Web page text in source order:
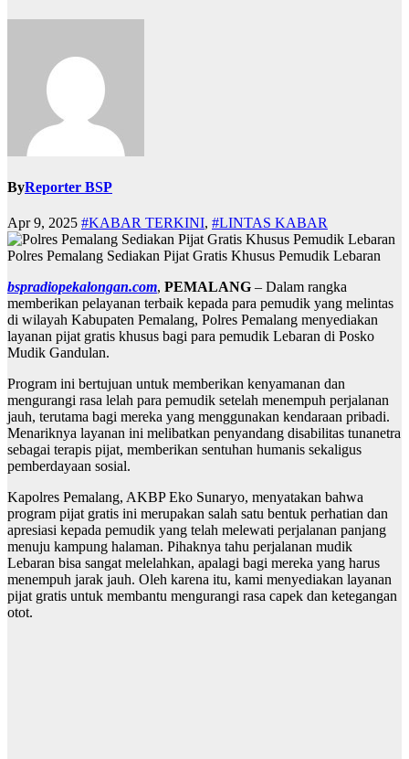
ByReporter BSP
Apr 9, 2025 #KABAR TERKINI, #LINTAS KABAR
Polres Pemalang Sediakan Pijat Gratis Khusus Pemudik Lebaran
bspradiopekalongan.com, PEMALANG – Dalam rangka
memberikan pelayanan terbaik kepada para pemudik yang melintas
di wilayah Kabupaten Pemalang, Polres Pemalang menyediakan
layanan pijat gratis khusus bagi para pemudik Lebaran di Posko
Mudik Gandulan.
Program ini bertujuan untuk memberikan kenyamanan dan
mengurangi rasa lelah para pemudik setelah menempuh perjalanan
jauh, terutama bagi mereka yang menggunakan kendaraan pribadi.
Menariknya layanan ini melibatkan penyandang disabilitas tunanetra
sebagai terapis pijat, memberikan sentuhan humanis sekaligus
pemberdayaan sosial.
Kapolres Pemalang, AKBP Eko Sunaryo, menyatakan bahwa
program pijat gratis ini merupakan salah satu bentuk perhatian dan
apresiasi kepada pemudik yang telah melewati perjalanan panjang
menuju kampung halaman. Pihaknya tahu perjalanan mudik
Lebaran bisa sangat melelahkan, apalagi bagi mereka yang harus
menempuh jarak jauh. Oleh karena itu, kami menyediakan layanan
pijat gratis untuk membantu mengurangi rasa capek dan ketegangan
otot.